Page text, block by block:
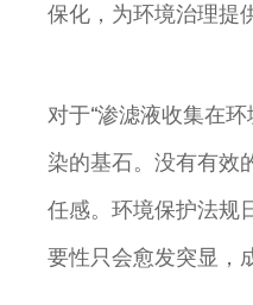
保化，为环境治理提
对于“渗滤液收集在
染的基石。没有有效
任感。环境保护法规
要性只会愈发突显，